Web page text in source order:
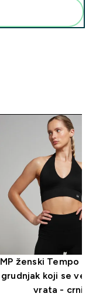
MP ženski Tempo
grudnjak koji se
vrata - crni